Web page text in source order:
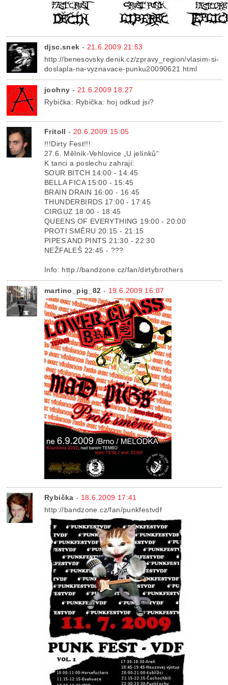
djsc.snek - 21.6.2009 21:53
http://benesovsky.denik.cz/zpravy_region/vlasim-si-
doslapla-na-vyznavace-punku20090621.html
joohny - 21.6.2009 18:27
Rybička: Rybička: hoj odkud jsi?
Fritoll - 20.6.2009 15:05
!!!Dirty Fest!!!
27.6. Mělník-Vehlovice „U jelínků“
K tanci a poslechu zahrají:
SOUR BITCH 14:00 - 14:45
BELLA FICA 15:00 - 15:45
BRAIN DRAIN 16:00 - 16:45
THUNDERBIRDS 17:00 - 17:45
CIRGUZ 18:00 - 18:45
QUEENS OF EVERYTHING 19:00 - 20:00
PROTI SMĚRU 20:15 - 21:15
PIPES AND PINTS 21:30 - 22:30
NEŽFALEŠ 22:45 - ???
Info: http://bandzone.cz/fan/dirtybrothers
martino_pig_82 - 19.6.2009 16:07
Rybička - 18.6.2009 17:41
http://bandzone.cz/fan/punkfestvdf